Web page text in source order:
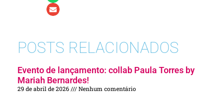
POSTS RELACIONADOS
Evento de lançamento: collab Paula Torres by
Mariah Bernardes!
29 de abril de 2026 Nenhum comentário